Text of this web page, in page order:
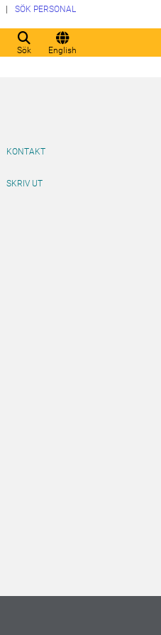
Sök English
SÖK PERSONAL
KONTAKT
SKRIV UT